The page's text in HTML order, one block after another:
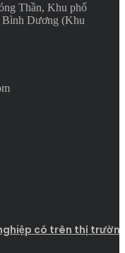
Thần, Khu phố
Dương (Khu
có trên thị